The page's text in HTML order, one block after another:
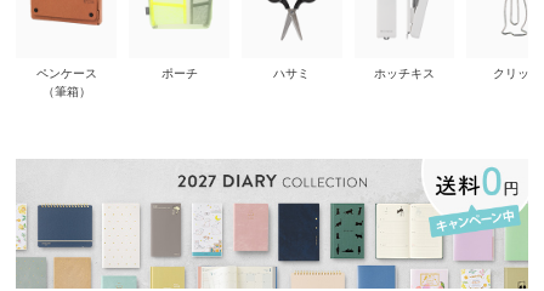
ペンケース
（筆箱）
ポーチ ハサミ ホッチキス クリップ